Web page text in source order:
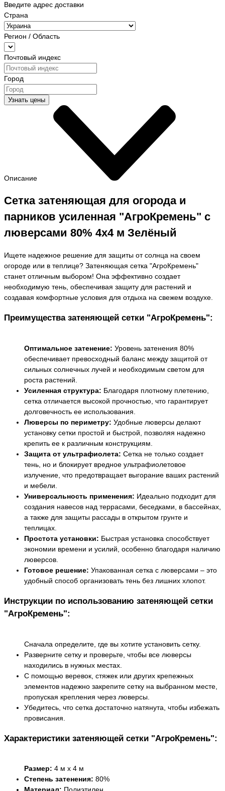
Введите адрес доставки
Страна
Регион / Область
Почтовый индекс
Город
Узнать цены
Описание
Сетка затеняющая для огорода и
парников усиленная "АгроКремень" с
люверсами 80% 4x4 м Зелёный
Ищете надежное решение для защиты от солнца на своем
огороде или в теплице? Затеняющая сетка "АгроКремень"
станет отличным выбором! Она эффективно создает
необходимую тень, обеспечивая защиту для растений и
создавая комфортные условия для отдыха на свежем воздухе.
Преимущества затеняющей сетки "АгроКремень":
Оптимальное затенение: Уровень затенения 80%
обеспечивает превосходный баланс между защитой от
сильных солнечных лучей и необходимым светом для
роста растений.
Усиленная структура: Благодаря плотному плетению,
сетка отличается высокой прочностью, что гарантирует
долговечность ее использования.
Люверсы по периметру: Удобные люверсы делают
установку сетки простой и быстрой, позволяя надежно
крепить ее к различным конструкциям.
Защита от ультрафиолета: Сетка не только создает
тень, но и блокирует вредное ультрафиолетовое
излучение, что предотвращает выгорание ваших растений
и мебели.
Универсальность применения: Идеально подходит для
создания навесов над террасами, беседками, в бассейнах,
а также для защиты рассады в открытом грунте и
теплицах.
Простота установки: Быстрая установка способствует
экономии времени и усилий, особенно благодаря наличию
люверсов.
Готовое решение: Упакованная сетка с люверсами – это
удобный способ организовать тень без лишних хлопот.
Инструкции по использованию затеняющей сетки
"АгроКремень":
Сначала определите, где вы хотите установить сетку.
Разверните сетку и проверьте, чтобы все люверсы
находились в нужных местах.
С помощью веревок, стяжек или других крепежных
элементов надежно закрепите сетку на выбранном месте,
пропуская крепления через люверсы.
Убедитесь, что сетка достаточно натянута, чтобы избежать
провисания.
Характеристики затеняющей сетки "АгроКремень":
Размер: 4 м х 4 м
Степень затенения: 80%